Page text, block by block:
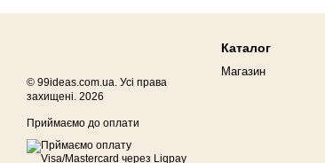
© 99ideas.com.ua. Усі права
захищені. 2026
Приймаємо до оплати
Каталог
Магазин